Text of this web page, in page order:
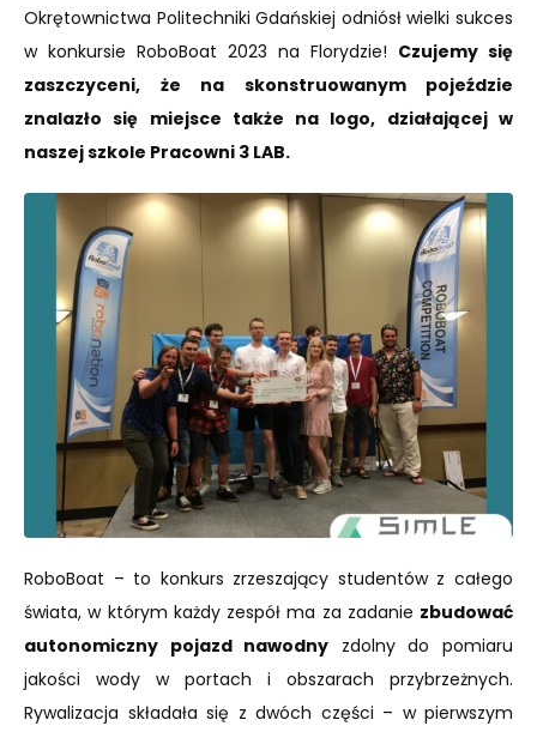
Okrętownictwa Politechniki Gdańskiej odniósł wielki sukces
w konkursie RoboBoat 2023 na Florydzie! Czujemy się
zaszczyceni, że na skonstruowanym pojeździe
znalazło się miejsce także na logo, działającej w
naszej szkole Pracowni 3 LAB.
RoboBoat – to konkurs zrzeszający studentów z całego
świata, w którym każdy zespół ma za zadanie zbudować
autonomiczny pojazd nawodny zdolny do pomiaru
jakości wody w portach i obszarach przybrzeżnych.
Rywalizacja składała się z dwóch części – w pierwszym